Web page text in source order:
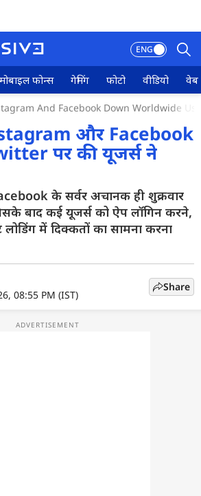
ENG
मोबाइल फोन्स गेमिंग फोटो वीडियो वेब
And Facebook Down Worldwide
और Facebook
पर की यूजर्स ने
के सर्वर अचानक ही शुक्रवार
बाद कई यूजर्स को ऐप लॉगिन करने,
लोडिंग में दिक्कतों का सामना करना
08:55 PM (IST)
Share